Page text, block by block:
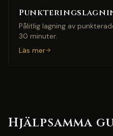
Pålitlig lagning av
30 minuter.
Läs mer
Hjälpsamma